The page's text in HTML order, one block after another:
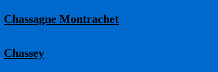
Chassagne Montrachet
Chassey